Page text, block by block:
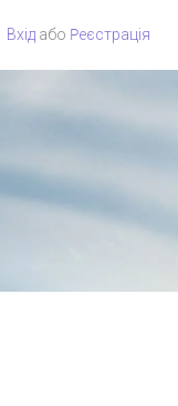
Вхід або Pеєстрація